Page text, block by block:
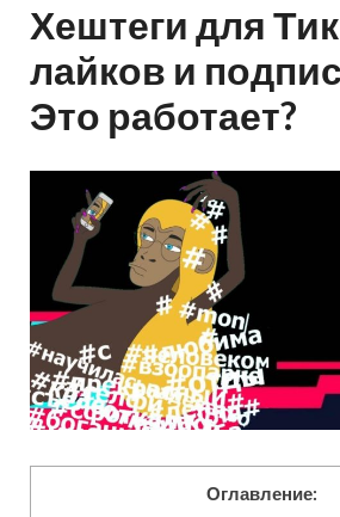
Хештеги для
лайков и
Это работает?
Оглавление: